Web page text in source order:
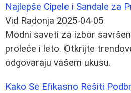
Najlepše Cipele i Sandale za
Vid Radonja 2025-04-05
Modni saveti za izbor
proleće i leto. Otkrijte
odgovaraju vašem ukusu.
Kako Se Efikasno Rešiti